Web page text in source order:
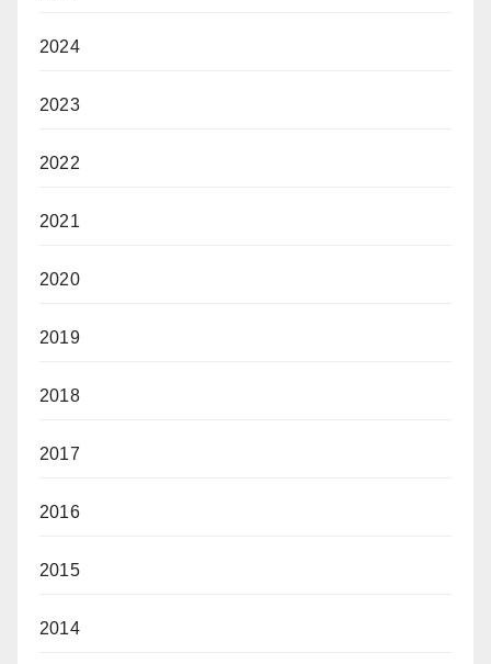
2024
2023
2022
2021
2020
2019
2018
2017
2016
2015
2014